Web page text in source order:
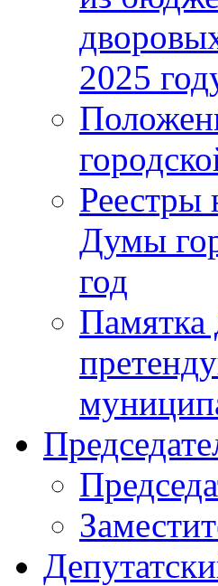
2025
Реестры
Думы
год